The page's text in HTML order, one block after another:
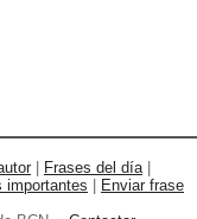
Frases del día|
importantes
Enviar frase